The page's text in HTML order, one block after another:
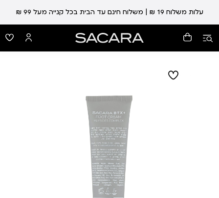
עלות משלוח 19 ₪ | משלוח חינם עד הבית בכל קנייה מעל 99 ₪